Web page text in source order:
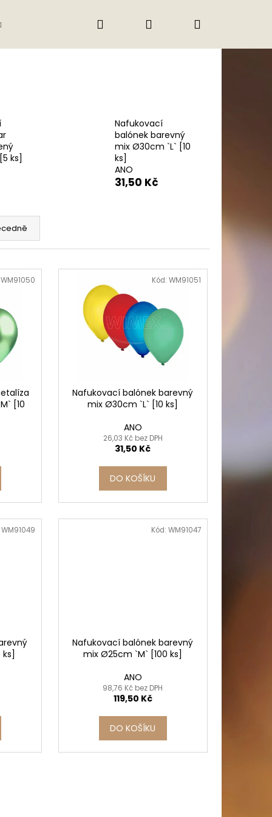
Obchodní podmínky
Přihlášení
ks]
Nafukovací
balónek barevný
mix Ø30cm `L` [10
ks]
ANO
31,50 Kč
[10
WM91050
Nafukovací balónek barevný
mix Ø30cm `L` [10 ks]
ANO
26,03 Kč bez DPH
31,50 Kč
DO KOŠÍKU
Kód: WM91051
WM91049
Nafukovací balónek barevný
mix Ø25cm `M` [100 ks]
ANO
98,76 Kč bez DPH
119,50 Kč
DO KOŠÍKU
Kód: WM91047
70X37 MM POTISK